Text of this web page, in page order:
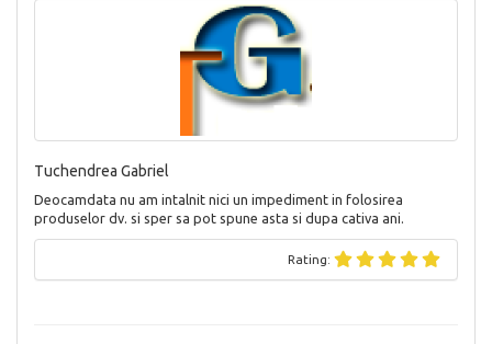
Tuchendrea Gabriel
Deocamdata nu am intalnit nici un impediment in folosirea
produselor dv. si sper sa pot spune asta si dupa cativa ani.
Rating: